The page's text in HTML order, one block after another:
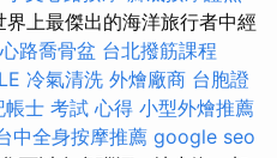
上最傑出的海洋旅行者中經
路喬骨盆 台北撥筋課程
冷氣清洗 外燴廠商 台胞證
帳士 考試 心得 小型外燴推薦
中全身按摩推薦 google seo